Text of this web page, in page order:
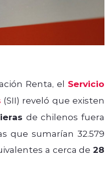
Renta, el Servicio
(SII) reveló que existen
de chilenos fuera
que sumarían 32.579
a cerca de 28